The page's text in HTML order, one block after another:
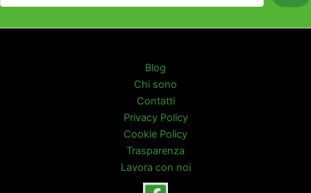
Blog
Chi sono
Contatti
Privacy Policy
Cookie Policy
Trasparenza
Lavora con noi